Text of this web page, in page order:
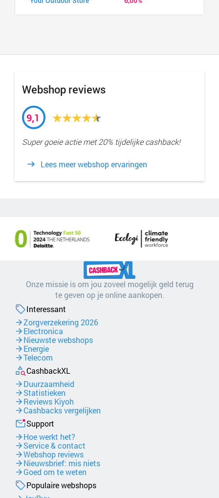
Webshop reviews
9,1
Super goeie actie met 20% tijdelijke cashback!
Lees meer webshop ervaringen
Onze missie is om jou zoveel mogelijk geld terug
te geven op je online aankopen.
Interessant
Zorgverzekering 2026
Electronica
Nieuwste webshops
Energie
Telecom
CashbackXL
Duurzaamheid
Statistieken
Reviews Kiyoh
Cashbacks vergelijken
Support
Hoe werkt het?
Service & contact
Webshop reviews
Nieuwsbrief: mis niets
Goed om te weten
Populaire webshops